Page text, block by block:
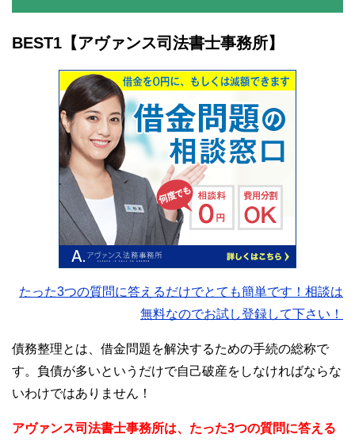
BEST1 【アヴァンス司法書士事務所】
たった3つの質問に答えるだけでとても簡単です！相談は
無料なのでお試し登録して下さい！
債務整理とは、借金問題を解決するための手続の総称で
す。負債が多いというだけで自己破産をしなければならな
いわけではありません！
アヴァンス司法書士事務所は、 たった3つの質問に答える